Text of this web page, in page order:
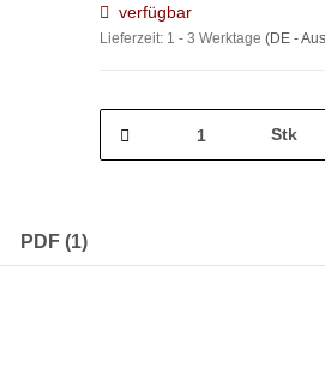
verfügbar
Lieferzeit: 1 - 3 Werktage (DE -
Stk
PDF (1)